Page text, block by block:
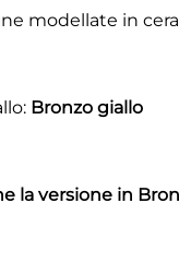
modellate in
Bronzo giallo
la versione in